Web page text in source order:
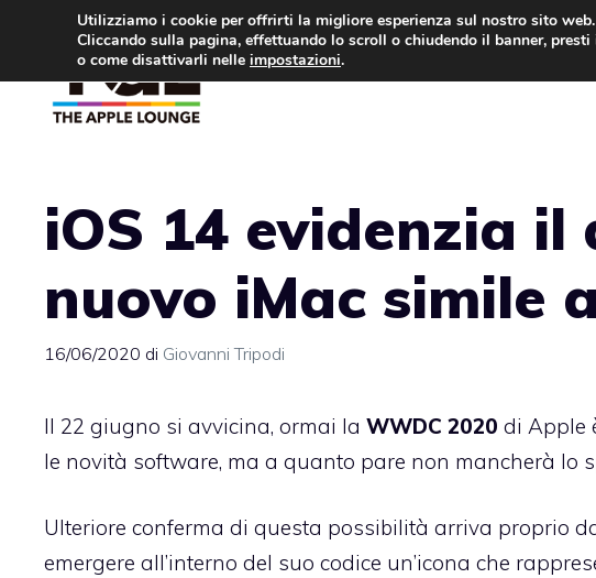
contenuto
iOS 14 evidenzia il
nuovo iMac simile
16/06/2020 di Giovanni Tripodi
Il 22 giugno si avvicina, ormai la WWDC 2020 di Apple
le novità software, ma a quanto pare non mancherà lo
Ulteriore conferma di questa possibilità arriva proprio
emergere all’interno del suo codice un’icona che
Utilizziamo i cookie per offrirti la migliore esperienza sul nostro sito web.
Cliccando sulla pagina, effettuando lo scroll o chiudendo il banner,
o come disattivarli nelle impostazioni.